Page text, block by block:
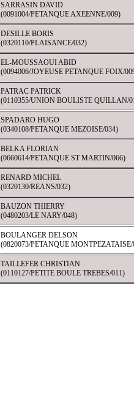
SARRASIN DAVID
(0091004/PETANQUE AXEENNE/009)
DESILLE BORIS
(0320110/PLAISANCE/032)
EL-MOUSSAOUI ABID
(0094006/JOYEUSE PETANQUE FOIX/
PATRAC PATRICK
(0110355/UNION BOULISTE QUILLAN/
SPADARO HUGO
(0340108/PETANQUE MEZOISE/034)
BELKA FLORIAN
(0660614/PETANQUE ST MARTIN/066)
RENARD MICHEL
(0320130/REANS/032)
BAUZON THIERRY
(0480203/LE NARY/048)
BOULANGER DELSON
(0820073/PETANQUE MONTPEZATAISE/
TAILLEFER CHRISTIAN
(0110127/PETITE BOULE TREBES/011)